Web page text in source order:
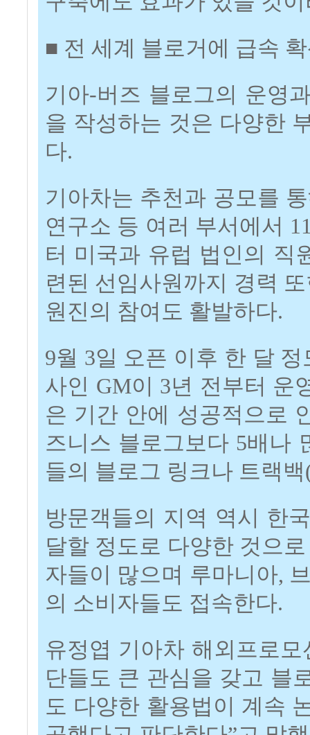
■ 전 세계 블로거에 급속
기아-버즈 블로그의 운영
을 작성하는 것은 다양한
다.
기아차는 추천과 공모를
연구소 등 여러 부서에서
터 미국과 유럽 법인의 직
련된 선임사원까지 경력
원진의 참여도 활발하다.
9월 3일 오픈 이후 한 달
사인 GM이 3년 전부터 운
은 기간 안에 성공적으로
즈니스 블로그보다 5배나
들의 블로그 링크나 트랙
방문객들의 지역 역시 한
달할 정도로 다양한 것으
자들이 많으며 루마니아,
의 소비자들도 접속한다.
유정엽 기아차 해외프로
단들도 큰 관심을 갖고 블
도 다양한 활용법이 계속